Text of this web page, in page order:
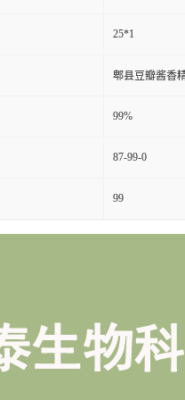
25*1
郫县豆瓣酱香
99%
87-99-0
99